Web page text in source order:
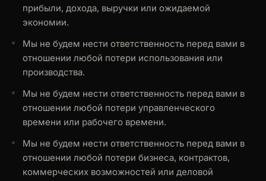
прибыли, дохода, выручки или ожидаемой
экономии.
Мы не будем нести ответственность перед вами в
отношении любой потери использования или
производства.
Мы не будем нести ответственность перед вами в
отношении любой потери управленческого
времени или рабочего времени.
Мы не будем нести ответственность перед вами в
отношении любой потери бизнеса, контрактов,
коммерческих возможностей или деловой